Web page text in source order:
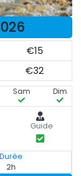
€15
€32
Sam Dim
Guide
Durée
2h